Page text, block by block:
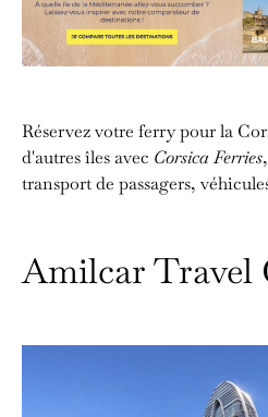
Réservez votre ferry pour la
d'autres îles avec Corsica Ferries
transport de passagers,
Amilcar Travel